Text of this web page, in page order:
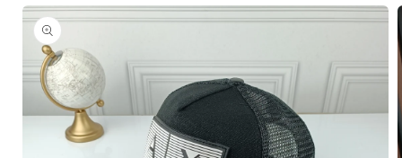
Skip to
product
information